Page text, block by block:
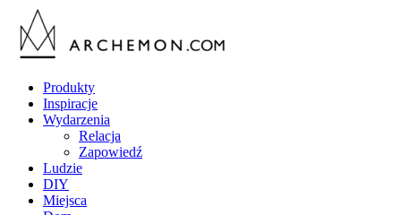
Produkty
Inspiracje
Wydarzenia
Relacja
Zapowiedź
Ludzie
DIY
Miejsca